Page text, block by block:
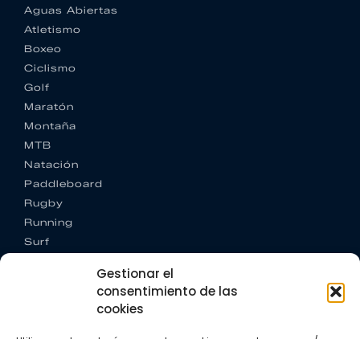
Gestionar el
consentimiento de las
cookies
Aguas Abiertas
Atletismo
Boxeo
Ciclismo
Golf
Maratón
Montaña
MTB
Natación
Paddleboard
Rugby
Running
Surf
CONTACTO